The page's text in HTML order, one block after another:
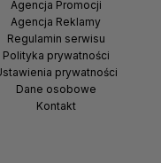
Agencja Promocji
Agencja Reklamy
Regulamin serwisu
Polityka prywatności
prywatności
Dane osobowe
Kontakt